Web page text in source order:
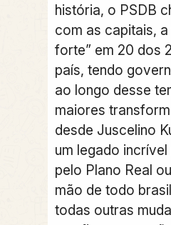
história, o PSDB
com as capitais,
forte” em 20 dos
país, tendo
ao longo desse
maiores
desde Juscelino
um legado
pelo Plano Real
mão de todo
todas outras